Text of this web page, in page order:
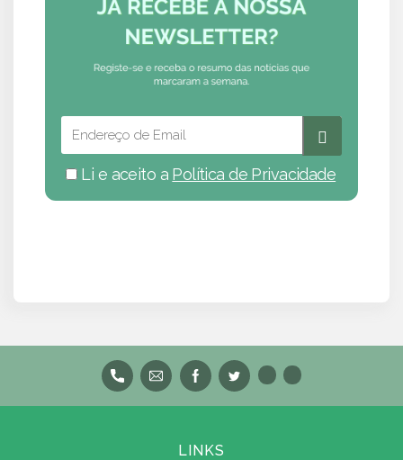
Li e aceito a Política de Privacidade
LINKS